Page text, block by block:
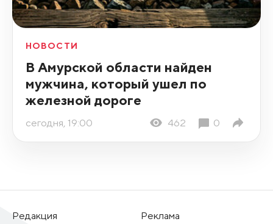
НОВОСТИ
В Амурской области найден
мужчина, который ушел по
железной дороге
сегодня, 19:00 462 0
Редакция
Реклама